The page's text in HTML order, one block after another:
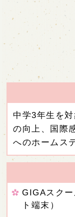
中学3年生を
の向上、国際
へのホームス
GIGAスク
ト端末）